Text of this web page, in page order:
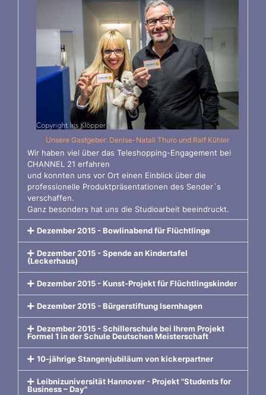
Unsere Gastgeber: Denise-Natali Thuro und Ralf Kühler
Wir haben viel über das Teleshopping-Engagement bei
CHANNEL 21 erfahren
und konnten uns vor Ort einen Einblick über die
professionelle Produktpräsentationen des Sender´s
verschaffen.
Ganz besonders hat uns die Studioarbeit beeindruckt.
Dezember 2015 - Bowlinabend für Flüchtlinge
Dezember 2015 - Spende an Kindertafel
(Leckerhaus)
Dezember 2015 - Kunst-Projekt für Flüchtlingskinder
Dezember 2015 - Bürgerstiftung Isernhagen
Dezember 2015 - Schillerschule bei Ihrem Projekt
Formel 1 in der Schule Deutschen Meisterschaft
10-jährige Stangenjubiläum von kickerpartner
Leibnizuniversität Hannover - Projekt "Students for
Business – Day"